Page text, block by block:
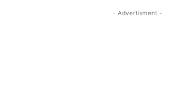
- Advertisment -